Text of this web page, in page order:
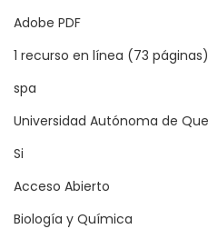
Adobe PDF
1 recurso en línea (73 páginas)
spa
Universidad Autónoma de
Si
Acceso Abierto
Biología y Química